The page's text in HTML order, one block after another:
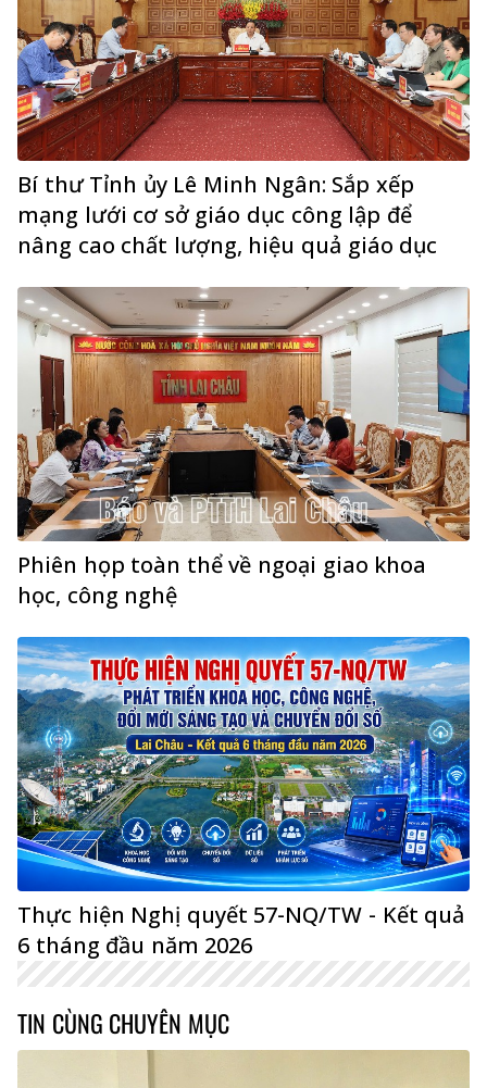
Bí thư Tỉnh ủy Lê Minh Ngân: Sắp xếp
mạng lưới cơ sở giáo dục công lập để
nâng cao chất lượng, hiệu quả giáo dục
Phiên họp toàn thể về ngoại giao khoa
học, công nghệ
Thực hiện Nghị quyết 57-NQ/TW - Kết quả
6 tháng đầu năm 2026
TIN CÙNG CHUYÊN MỤC